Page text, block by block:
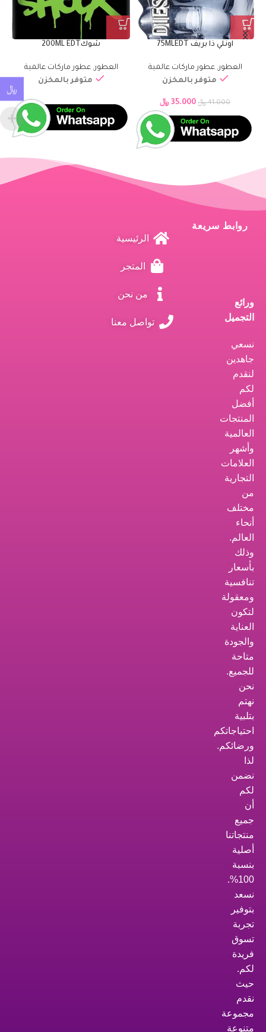
شير بيوتي 100ML EDT
العطور ,عطور ماركات عالمية
متوفر بالمخزن
30.000 ﷼ 23.000 ﷼
مرسيدس بينز انتنس 120ML
العطور ,عطور ماركات عالمية
متوفر بالمخزن
36.000 ﷼ 30.000 ﷼
ورائع
التجميل
نسعي
جاهدين
لنقدم
لكم
أفضل
المنتجات
العالمية
وأشهر
العلامات
التجارية
من
مختلف
أنحاء
العالم.
وذلك
بأسعار
تنافسية
ومعقولة
لتكون
العناية
والجودة
متاحة
للجميع.
نحن
نهتم
بتلبية
احتياجاتكم
ورضائكم.
لذا
نضمن
لكم
أن
جميع
منتجاتنا
أصلية
بنسبة
100%.
نسعد
بتوفير
تجربة
تسوق
فريدة
لكم.
حيث
نقدم
مجموعة
متنوعة
روابط سريعة
الرئيسية
المتجر
من نحن
تواصل معنا
﷼